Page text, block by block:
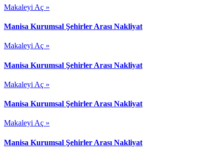
Makaleyi Aç »
Manisa Kurumsal Şehirler Arası Nakliyat
Makaleyi Aç »
Manisa Kurumsal Şehirler Arası Nakliyat
Makaleyi Aç »
Manisa Kurumsal Şehirler Arası Nakliyat
Makaleyi Aç »
Manisa Kurumsal Şehirler Arası Nakliyat